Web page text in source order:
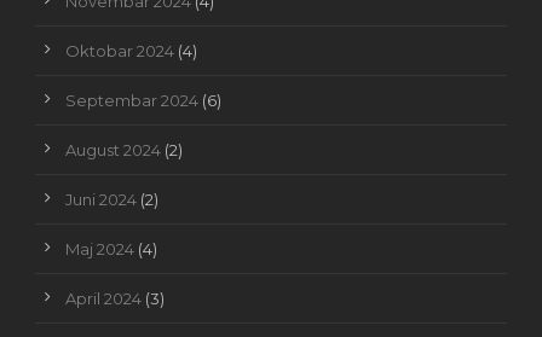
Oktobar 2024 (4)
Septembar 2024 (6)
August 2024 (2)
Juni 2024 (2)
Maj 2024 (4)
April 2024 (3)